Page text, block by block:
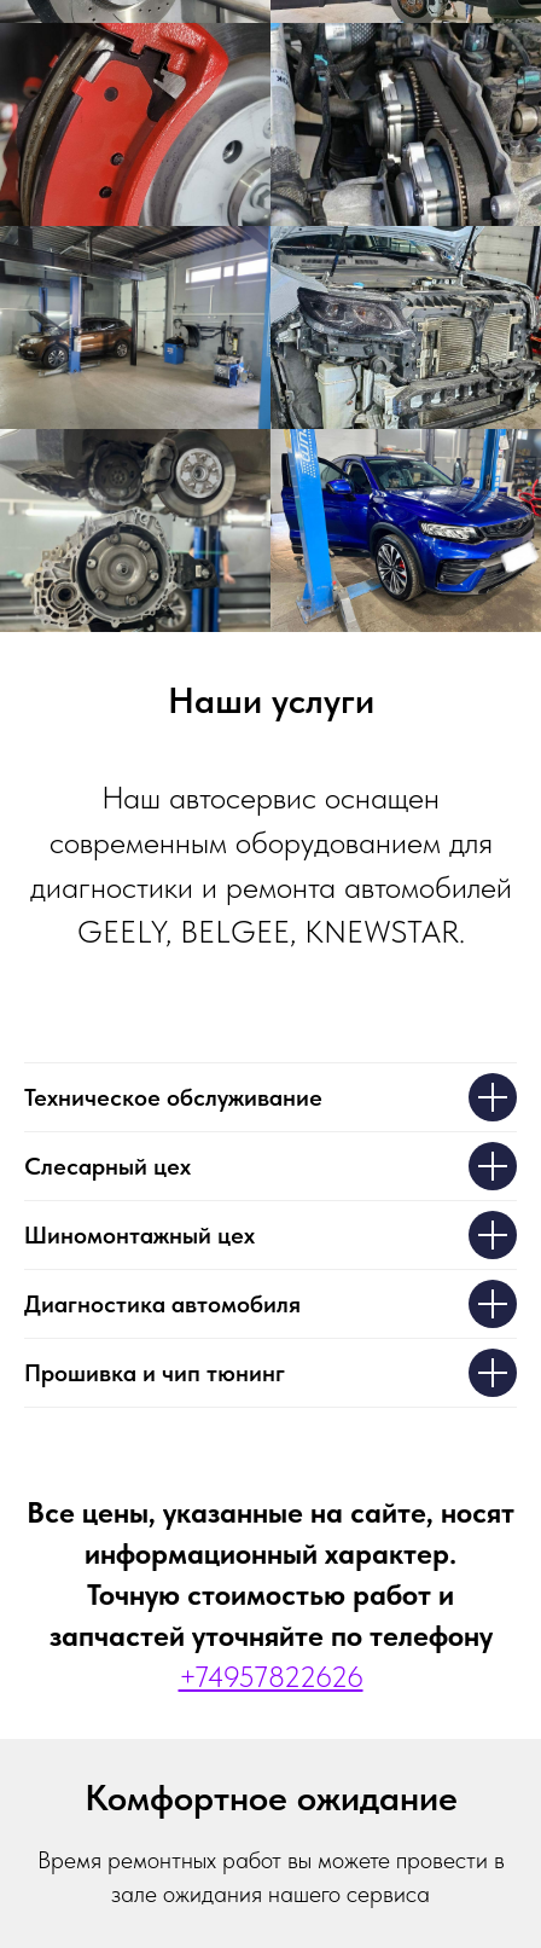
Наши услуги
Наш автосервис оснащен
современным оборудованием для
диагностики и ремонта автомобилей
GEELY, BELGEE, KNEWSTAR.
Техническое обслуживание
Слесарный цех
Шиномонтажный цех
Диагностика автомобиля
Прошивка и чип тюнинг
Все цены, указанные на сайте, носят
информационный характер.
Точную стоимостью работ и
запчастей уточняйте по телефону
+74957822626
Комфортное ожидание
Время ремонтных работ вы можете провести в
зале ожидания нашего сервиса